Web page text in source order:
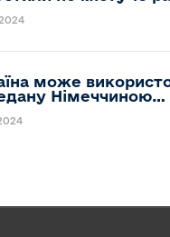
може
Німеччиною…